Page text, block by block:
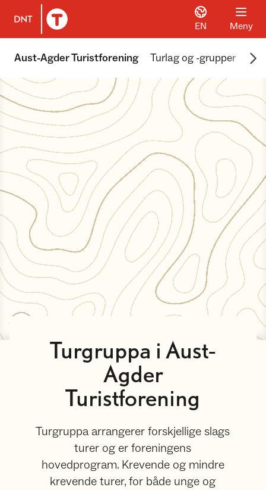
Til DNT.no forside
EN Meny
Aust-Agder Turistforening Turlag og -grupper
Turgruppa i Aust-
Agder
Turistforening
Turgruppa arrangerer forskjellige slags
turer og er foreningens
hovedprogram. Krevende og mindre
krevende turer, for både unge og